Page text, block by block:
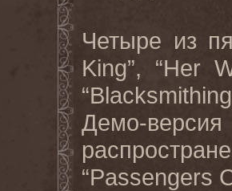
Четыре из
King”, “Her
Демо-
“Passengers